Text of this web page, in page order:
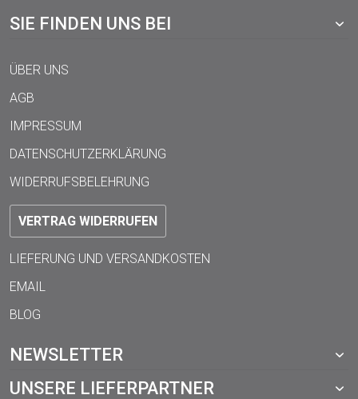
SIE FINDEN UNS BEI
ÜBER UNS
AGB
IMPRESSUM
DATENSCHUTZERKLÄRUNG
WIDERRUFSBELEHRUNG
VERTRAG WIDERRUFEN
LIEFERUNG UND VERSANDKOSTEN
EMAIL
BLOG
NEWSLETTER
UNSERE LIEFERPARTNER